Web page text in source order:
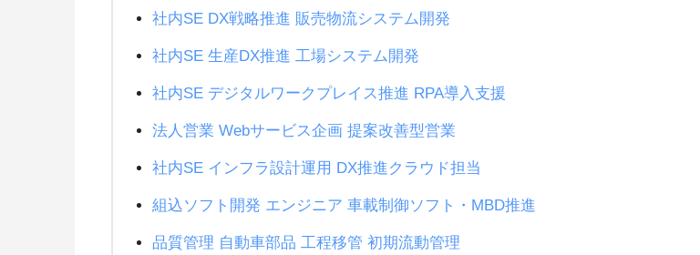
社内SE DX戦略推進 販売物流システム開発
社内SE 生産DX推進 工場システム開発
社内SE デジタルワークプレイス推進 RPA導入支援
法人営業 Webサービス企画 提案改善型営業
社内SE インフラ設計運用 DX推進クラウド担当
組込ソフト開発 エンジニア 車載制御ソフト・MBD推進
品質管理 自動車部品 工程移管 初期流動管理